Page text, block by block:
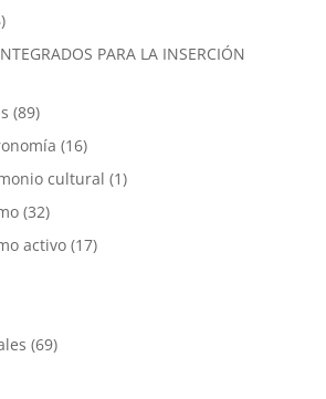
PARA LA INSERCIÓN
(89)
(16)
cultural (1)
(32)
activo(17)
(69)